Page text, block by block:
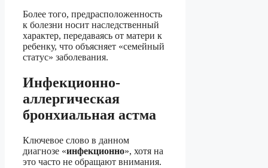
Более того, предрасположенность
к болезни носит наследственный
характер, передаваясь от матери к
ребенку, что объясняет «семейный
статус» заболевания.
Инфекционно-
аллергическая
бронхиальная астма
Ключевое слово в данном
диагнозе «инфекционно», хотя на
это часто не обращают внимания.